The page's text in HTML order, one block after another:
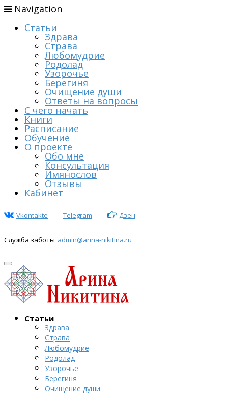
Navigation
Статьи
Здрава
Страва
Любомудрие
Родолад
Узорочье
Берегиня
Очищение души
Ответы на вопросы
С чего начать
Книги
Расписание
Обучение
О проекте
Обо мне
Консультация
Имянослов
Отзывы
Кабинет
Vkontakte Telegram Дзен
Служба заботы admin@arina-nikitina.ru
Статьи
Здрава
Страва
Любомудрие
Родолад
Узорочье
Берегиня
Очищение души